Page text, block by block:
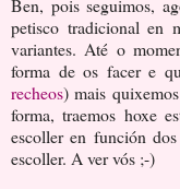
Ben, pois seguimos,
petisco tradicional en
variantes. Até o
forma de os facer e
recheos) mais
forma, traemos hoxe
escoller en función
escoller. A ver vós ;-)